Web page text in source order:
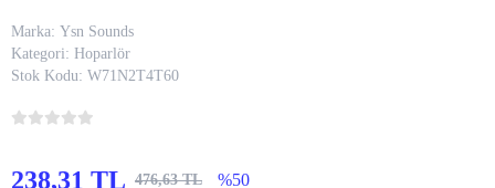
Marka: Ysn Sounds
Kategori: Hoparlör
Stok Kodu: W71N2T4T60
238,31 TL 476,63 TL %50